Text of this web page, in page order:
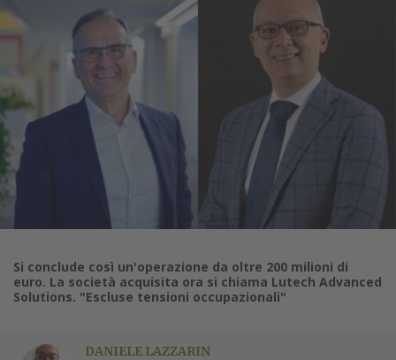
Si conclude così un'operazione da oltre 200 milioni di
euro. La società acquisita ora si chiama Lutech Advanced
Solutions. "Escluse tensioni occupazionali"
DANIELE LAZZARIN